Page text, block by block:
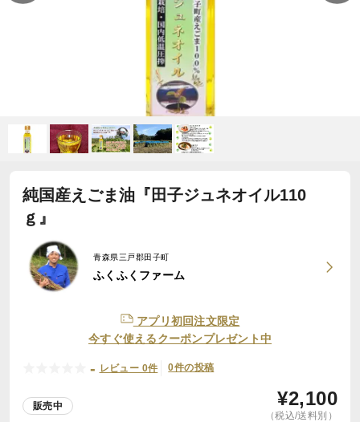
純国産えごま油『田子ジュネオイル110
ｇ』
青森県三戸郡田子町
ふくふくファーム
アプリ初回注文限定
今すぐ使えるクーポンプレゼント中
- レビュー 0件 0件の投稿
販売中 ¥2,100
（税込/送料別）